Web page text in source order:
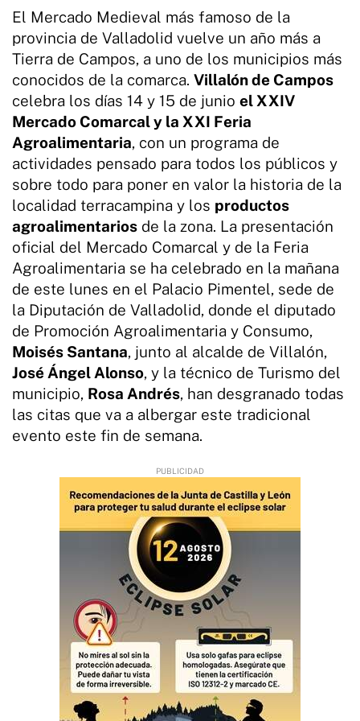
El Mercado Medieval más famoso de la
provincia de Valladolid vuelve un año más a
Tierra de Campos, a uno de los municipios más
conocidos de la comarca. Villalón de Campos
celebra los días 14 y 15 de junio el XXIV
Mercado Comarcal y la XXI Feria
Agroalimentaria, con un programa de
actividades pensado para todos los públicos y
sobre todo para poner en valor la historia de la
localidad terracampina y los productos
agroalimentarios de la zona. La presentación
oficial del Mercado Comarcal y de la Feria
Agroalimentaria se ha celebrado en la mañana
de este lunes en el Palacio Pimentel, sede de
la Diputación de Valladolid, donde el diputado
de Promoción Agroalimentaria y Consumo,
Moisés Santana, junto al alcalde de Villalón,
José Ángel Alonso, y la técnico de Turismo del
municipio, Rosa Andrés, han desgranado todas
las citas que va a albergar este tradicional
evento este fin de semana.